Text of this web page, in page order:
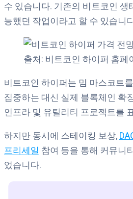
수 있습니다. 기존의 비트코인 생
능했던 작업이라고 할 수 있습니
출처: 비트코인 하이퍼 홈페
비트코인 하이퍼는 밈 마스코트
집중하는 대신 실제 블록체인 확
인프라 및 유틸리티 프로젝트를
하지만 동시에 스테이킹 보상,
프리세일 참여 등을 통해 커뮤니
었습니다.